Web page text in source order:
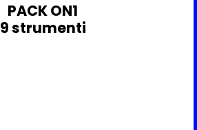
PACK ON1
9 strumenti